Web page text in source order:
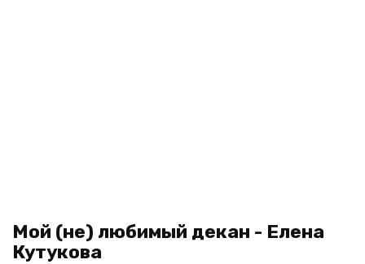
Мой (не) любимый декан - Елена
Кутукова